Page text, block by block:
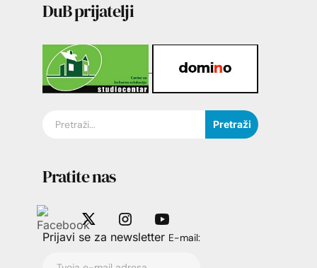
DuB prijatelji
Pretraži
Pratite nas
Prijavi se za newsletter E-mail: